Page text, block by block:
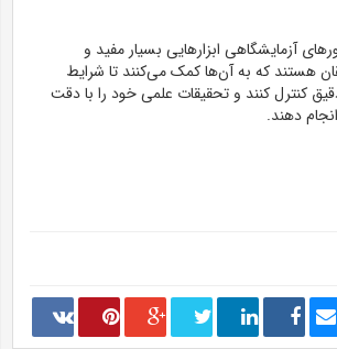
آزمایشگاهی ابزارهایی بسیار مفید و
هستند که به آن‌ها کمک می‌کنند تا شرایط
کنترل کنند و تحقیقات علمی خود را با دقت
دهند.